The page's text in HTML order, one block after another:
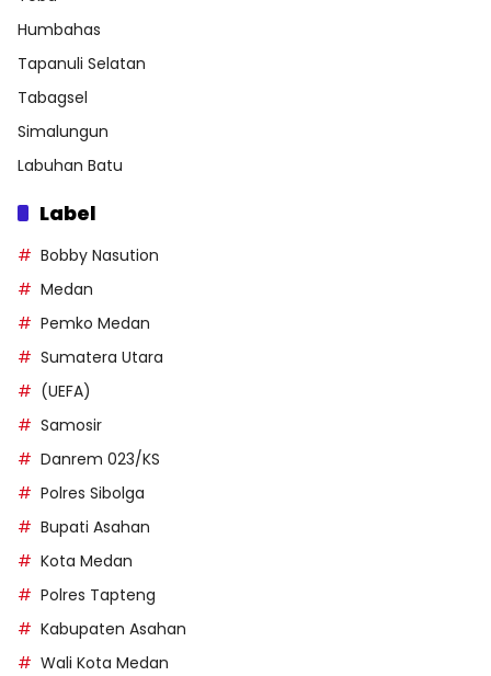
Humbahas
Tapanuli Selatan
Tabagsel
Simalungun
Labuhan Batu
Label
Bobby Nasution
Medan
Pemko Medan
Sumatera Utara
(UEFA)
Samosir
Danrem 023/KS
Polres Sibolga
Bupati Asahan
Kota Medan
Polres Tapteng
Kabupaten Asahan
Wali Kota Medan